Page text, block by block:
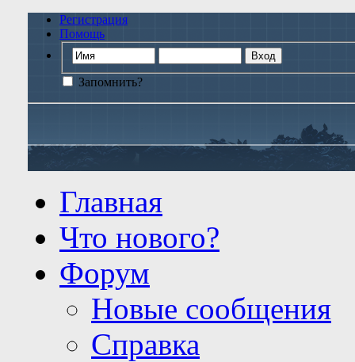
Регистрация
Помощь
Запомнить?
Главная
Что нового?
Форум
Новые сообщения
Справка